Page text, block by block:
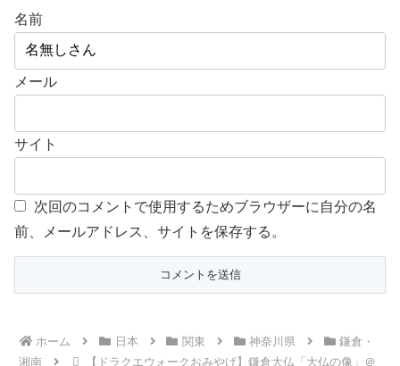
名前
メール
サイト
次回のコメントで使用するためブラウザーに自分の名
前、メールアドレス、サイトを保存する。
ホーム 日本 関東 神奈川県
鎌倉・
湘南
【ドラクエウォークおみやげ】鎌倉大仏「大仏の像」＠